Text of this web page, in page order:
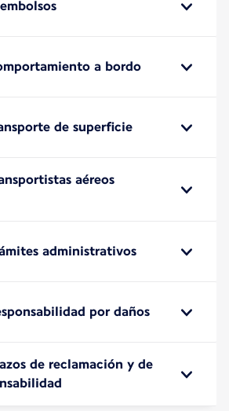
a bordo
de superficie
aéreos
administrativos
por daños
de reclamación y de